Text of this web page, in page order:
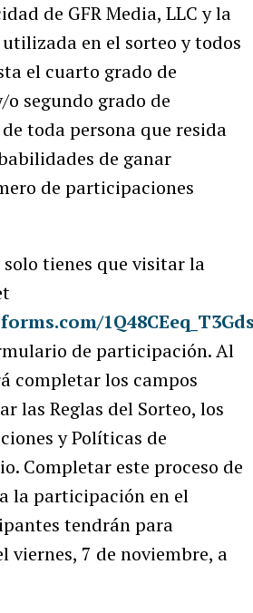
de GFR Media, LLC y la
en el sorteo y todos
el cuarto grado de
segundo grado de
toda persona que resida
de ganar
de participaciones
tienes que visitar la
de participación. Al
completar los campos
las Reglas del Sorteo, los
y Políticas de
Completar este proceso de
la participación en el
tendrán para
viernes, 7 de noviembre, a